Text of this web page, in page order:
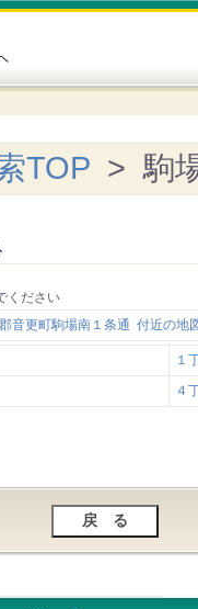
TOP > 駒
ください
音更町駒場南１条通 付近の地
１
４